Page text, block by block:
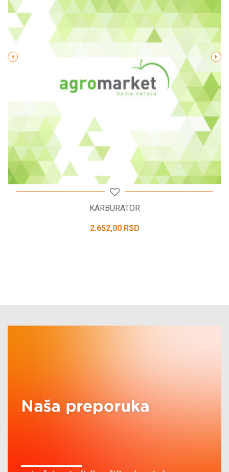
Poruka
KARBURATOR
2.652,00 RSD